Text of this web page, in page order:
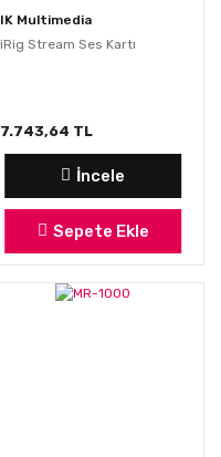
IK Multimedia
iRig Stream Ses Kartı
7.743,64 TL
İncele
Sepete Ekle